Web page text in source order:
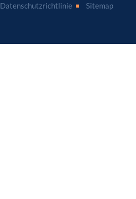
Datenschutzrichtlinie Sitemap